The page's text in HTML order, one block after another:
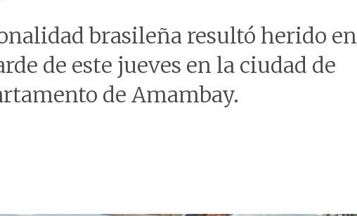
brasileña resultó herido en
de este jueves en la ciudad de
de Amambay.